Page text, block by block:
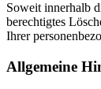
Soweit innerhalb
berechtigtes
Ihrer
Allgemeine